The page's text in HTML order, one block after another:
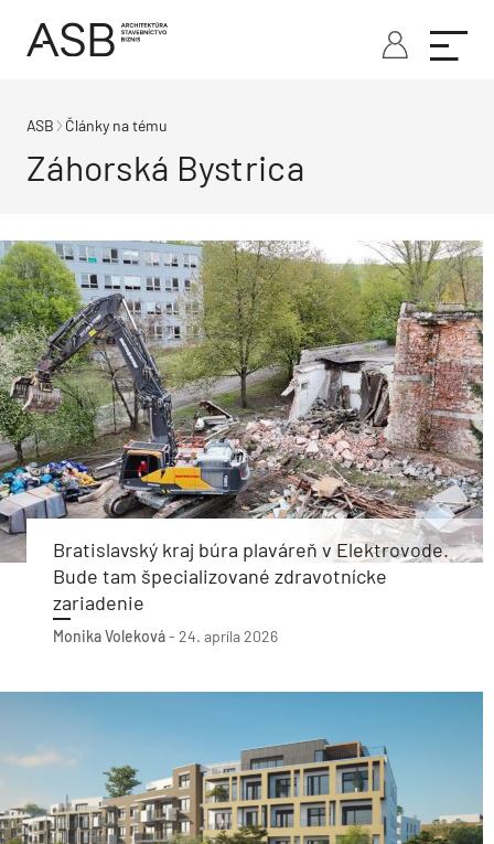
ASB Články na tému
Záhorská Bystrica
Bratislavský kraj búra plaváreň v Elektrovode.
Bude tam špecializované zdravotnícke
zariadenie
Monika Voleková- 24. apríla 2026